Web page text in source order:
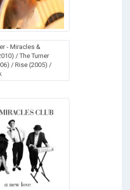
- Miracles &
/ The Turner
/ Rise (2005) /